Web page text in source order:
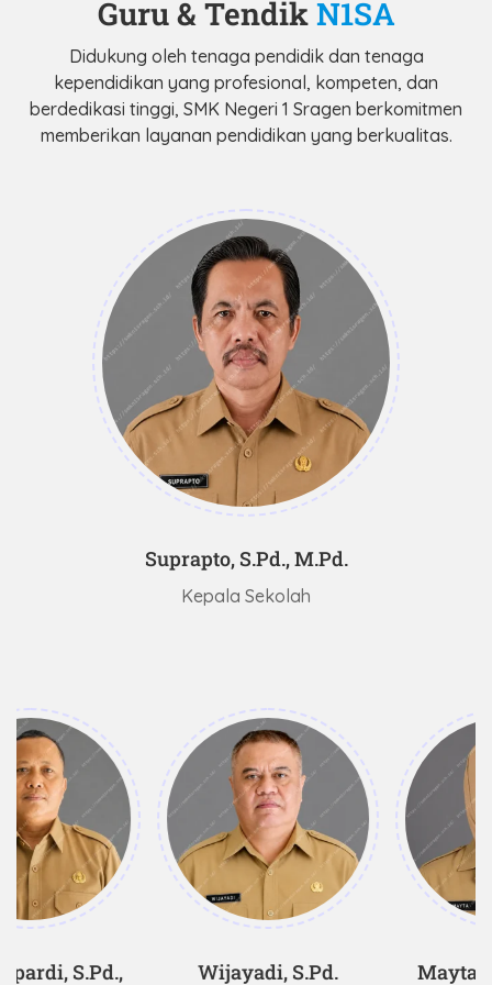
Guru & TendikN1SA
Didukung oleh tenaga pendidik dan tenaga
kependidikan yang profesional, kompeten, dan
berdedikasi tinggi, SMK Negeri 1 Sragen berkomitmen
memberikan layanan pendidikan yang berkualitas.
Suprapto, S.Pd., M.Pd.
Kepala Sekolah
S.Pd. Mayta Safitri, S.Pd.